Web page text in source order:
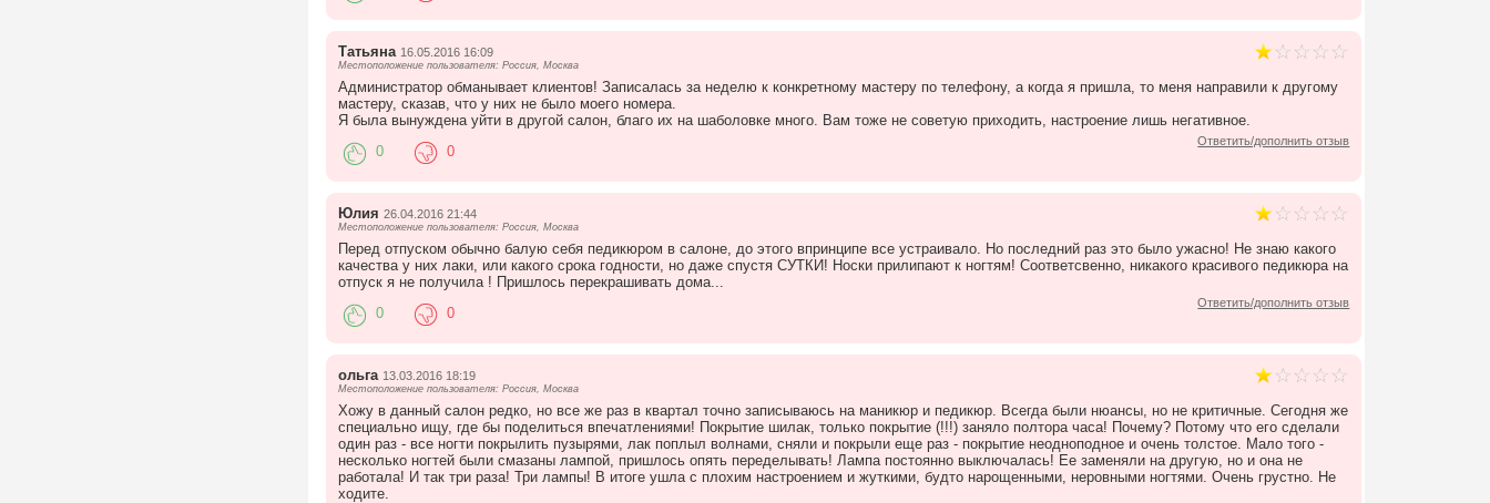
Татьяна 16.05.2016 16:09
Местоположение пользователя: Россия, Москва
Администратор обманывает клиентов! Записалась за неделю к конкретному мастеру по телефону, а когда я пришла, то меня направили к другому
мастеру, сказав, что у них не было моего номера.
Я была вынуждена уйти в другой салон, благо их на шаболовке много. Вам тоже не советую приходить, настроение лишь негативное.
Ответить/дополнить отзыв
0 0
Юлия 26.04.2016 21:44
Местоположение пользователя: Россия, Москва
Перед отпуском обычно балую себя педикюром в салоне, до этого впринципе все устраивало. Но последний раз это было ужасно! Не знаю какого
качества у них лаки, или какого срока годности, но даже спустя СУТКИ! Носки прилипают к ногтям! Соответсвенно, никакого красивого педикюра на
отпуск я не получила ! Пришлось перекрашивать дома...
Ответить/дополнить отзыв
0 0
ольга 13.03.2016 18:19
Местоположение пользователя: Россия, Москва
Хожу в данный салон редко, но все же раз в квартал точно записываюсь на маникюр и педикюр. Всегда были нюансы, но не критичные. Сегодня же
специально ищу, где бы поделиться впечатлениями! Покрытие шилак, только покрытие (!!!) заняло полтора часа! Почему? Потому что его сделали
один раз - все ногти покрылить пузырями, лак поплыл волнами, сняли и покрыли еще раз - покрытие неодноподное и очень толстое. Мало того -
несколько ногтей были смазаны лампой, пришлось опять переделывать! Лампа постоянно выключалась! Ее заменяли на другую, но и она не
работала! И так три раза! Три лампы! В итоге ушла с плохим настроением и жуткими, будто нарощенными, неровными ногтями. Очень грустно. Не
ходите.